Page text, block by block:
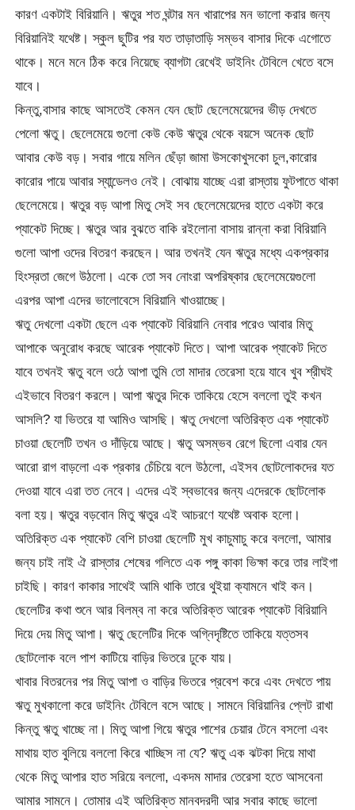
কারণ একটাই বিরিয়ানি। ঋতুর শত ঘন্টার মন খারাপের মন ভালো করার জন্য
বিরিয়ানিই যথেষ্ট। স্কুল ছুটির পর যত তাড়াতাড়ি সম্ভব বাসার দিকে এগোতে
থাকে। মনে মনে ঠিক করে নিয়েছে ব্যাগটা রেখেই ডাইনিং টেবিলে খেতে বসে
যাবে।
কিন্তু,বাসার কাছে আসতেই কেমন যেন ছোট ছেলেমেয়েদের ভীড় দেখতে
পেলো ঋতু। ছেলেমেয়ে গুলো কেউ কেউ ঋতুর থেকে বয়সে অনেক ছোট
আবার কেউ বড়। সবার গায়ে মলিন ছেঁড়া জামা উসকোখুসকো চুল,কারোর
কারোর পায়ে আবার স্যান্ডেলও নেই। বোঝায় যাচ্ছে এরা রাস্তায় ফুটপাতে থাকা
ছেলেমেয়ে। ঋতুর বড় আপা মিতু সেই সব ছেলেমেয়েদের হাতে একটা করে
প্যাকেট দিচ্ছে। ঋতুর আর বুঝতে বাকি রইলোনা বাসায় রান্না করা বিরিয়ানি
গুলো আপা ওদের বিতরণ করছেন। আর তখনই যেন ঋতুর মধ্যে একপ্রকার
হিংস্রতা জেগে উঠলো। একে তো সব নোংরা অপরিষ্কার ছেলেমেয়েগুলো
এরপর আপা এদের ভালোবেসে বিরিয়ানি খাওয়াচ্ছে।
ঋতু দেখলো একটা ছেলে এক প্যাকেট বিরিয়ানি নেবার পরেও আবার মিতু
আপাকে অনুরোধ করছে আরেক প্যাকেট দিতে। আপা আরেক প্যাকেট দিতে
যাবে তখনই ঋতু বলে ওঠে আপা তুমি তো মাদার তেরেসা হয়ে যাবে খুব শ্রীঘই
এইভাবে বিতরণ করলে। আপা ঋতুর দিকে তাকিয়ে হেসে বললো তুই কখন
আসলি? যা ভিতরে যা আমিও আসছি। ঋতু দেখলো অতিরিক্ত এক প্যাকেট
চাওয়া ছেলেটি তখন ও দাঁড়িয়ে আছে। ঋতু অসম্ভব রেগে ছিলো এবার যেন
আরো রাগ বাড়লো এক প্রকার চেঁচিয়ে বলে উঠলো, এইসব ছোটলোকদের যত
দেওয়া যাবে এরা তত নেবে। এদের এই স্বভাবের জন্য এদেরকে ছোটলোক
বলা হয়। ঋতুর বড়বোন মিতু ঋতুর এই আচরণে যথেষ্ট অবাক হলো।
অতিরিক্ত এক প্যাকেট বেশি চাওয়া ছেলেটি মুখ কাচুমাচু করে বললো, আমার
জন্য চাই নাই ঐ রাস্তার শেষের গলিতে এক পঙ্গু কাকা ভিক্ষা করে তার লাইগা
চাইছি। কারণ কাকার সাথেই আমি থাকি তারে থুইয়া ক্যামনে খাই কন।
ছেলেটির কথা শুনে আর বিলম্ব না করে অতিরিক্ত আরেক প্যাকেট বিরিয়ানি
দিয়ে দেয় মিতু আপা। ঋতু ছেলেটির দিকে অগ্নিদৃষ্টিতে তাকিয়ে যত্তসব
ছোটলোক বলে পাশ কাটিয়ে বাড়ির ভিতরে ঢুকে যায়।
খাবার বিতরনের পর মিতু আপা ও বাড়ির ভিতরে প্রবেশ করে এবং দেখতে পায়
ঋতু মুখকালো করে ডাইনিং টেবিলে বসে আছে। সামনে বিরিয়ানির প্লেট রাখা
কিন্তু ঋতু খাচ্ছে না। মিতু আপা গিয়ে ঋতুর পাশের চেয়ার টেনে বসলো এবং
মাথায় হাত বুলিয়ে বললো কিরে খাচ্ছিস না যে? ঋতু এক ঝটকা দিয়ে মাথা
থেকে মিতু আপার হাত সরিয়ে বললো, একদম মাদার তেরেসা হতে আসবেনা
আমার সামনে। তোমার এই অতিরিক্ত মানবদরদী আর সবার কাছে ভালো